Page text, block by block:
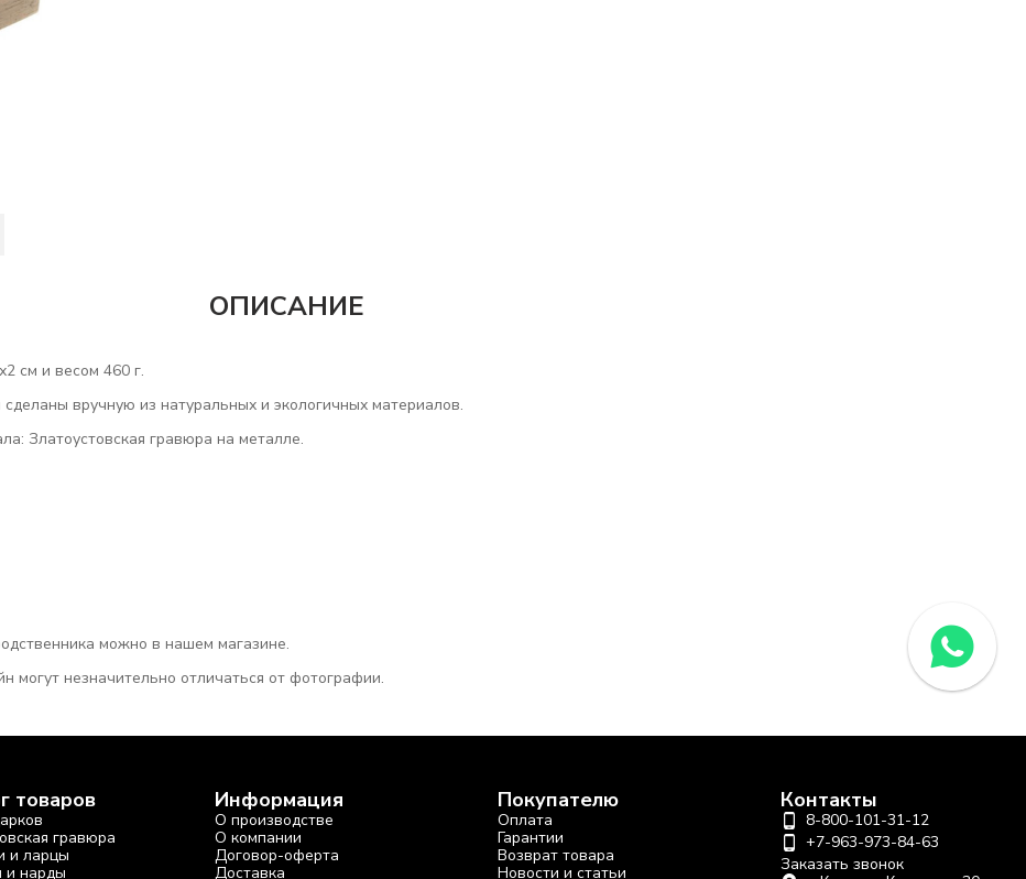
ОПИСАНИЕ
см и весом 460 г.
вручную из натуральных и экологичных материалов.
Златоустовская гравюра на металле.
можно в нашем магазине.
могут незначительно отличаться от фотографии.
товаров
гравюра
и ларцы
нарды
Информация
О производстве
О компании
Договор-оферта
Доставка
Покупателю
Оплата
Гарантии
Возврат товара
Новости и статьи
Контакты
8-800-101-31-12
+7-963-973-84-63
Заказать звонок